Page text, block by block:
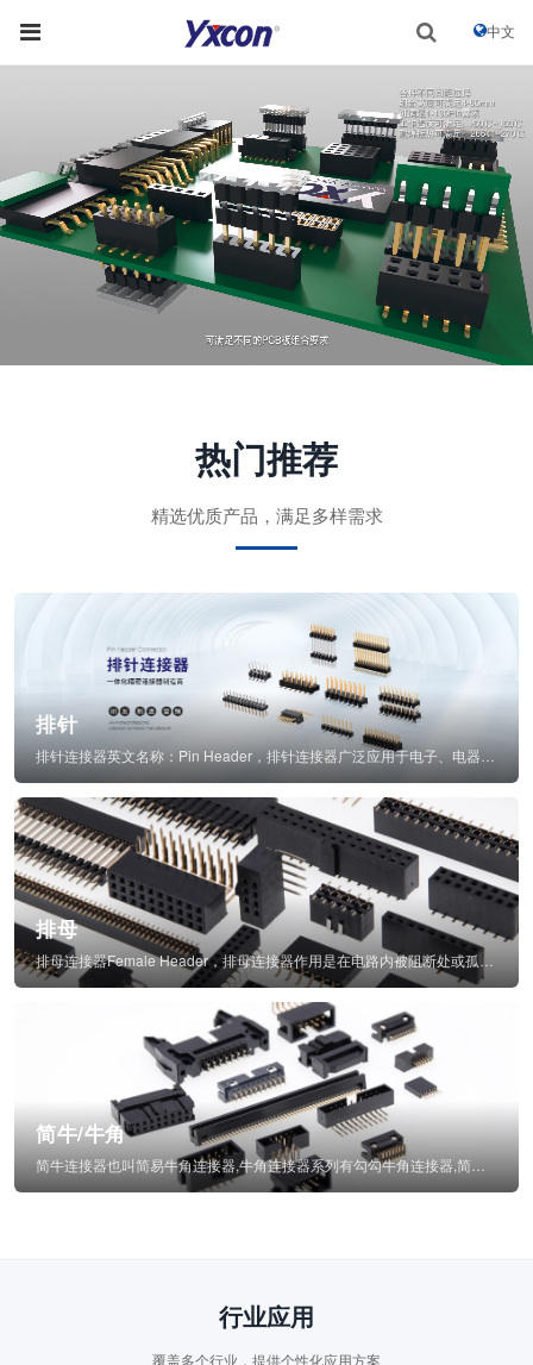
中文
热门推荐
精选优质产品，满足多样需求
排针
排母
排母连接器Female Header，排母连接器作用是在电路内被阻断处或孤立不通...
简牛/牛角
行业应用
覆盖多个行业，提供个性化应用方案